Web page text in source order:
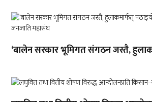
‘बालेन सरकार भूमिगत संगठन जस्तै,